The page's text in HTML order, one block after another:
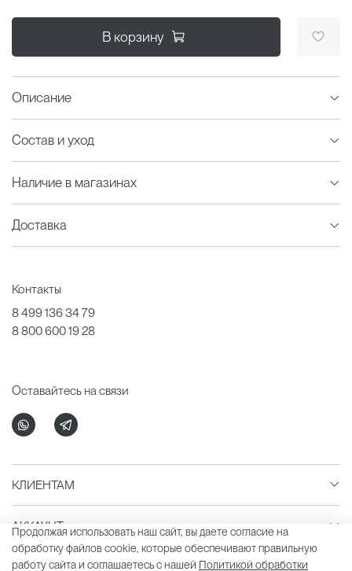
В корзину
Описание
Состав и уход
Наличие в магазинах
Доставка
КЛИЕНТАМ
АККАУНТ
LAVARICE
Контакты
8 499 136 34 79
8 800 600 19 28
Оставайтесь на связи
Продолжая использовать наш сайт, вы даете согласие на
обработку файлов cookie, которые обеспечивают правильную
работу сайта и соглашаетесь с нашей Политикой обработки